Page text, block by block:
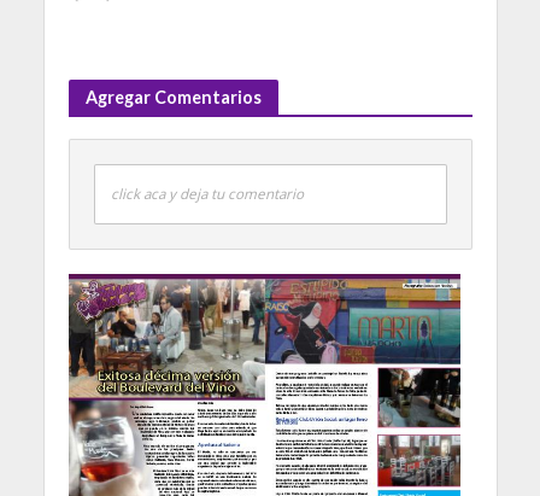
Agregar Comentarios
click aca y deja tu comentario